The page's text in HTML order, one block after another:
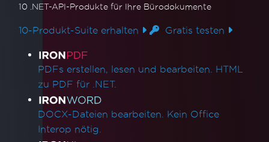
10 .NET-API-Produkte für Ihre Bürodokumente
10-Produkt-Suite erhalten Gratis testen
Produktlinks
PDFs erstellen, lesen und bearbeiten. HTML
zu PDF für .NET.
DOCX-Dateien bearbeiten. Kein Office
Interop nötig.